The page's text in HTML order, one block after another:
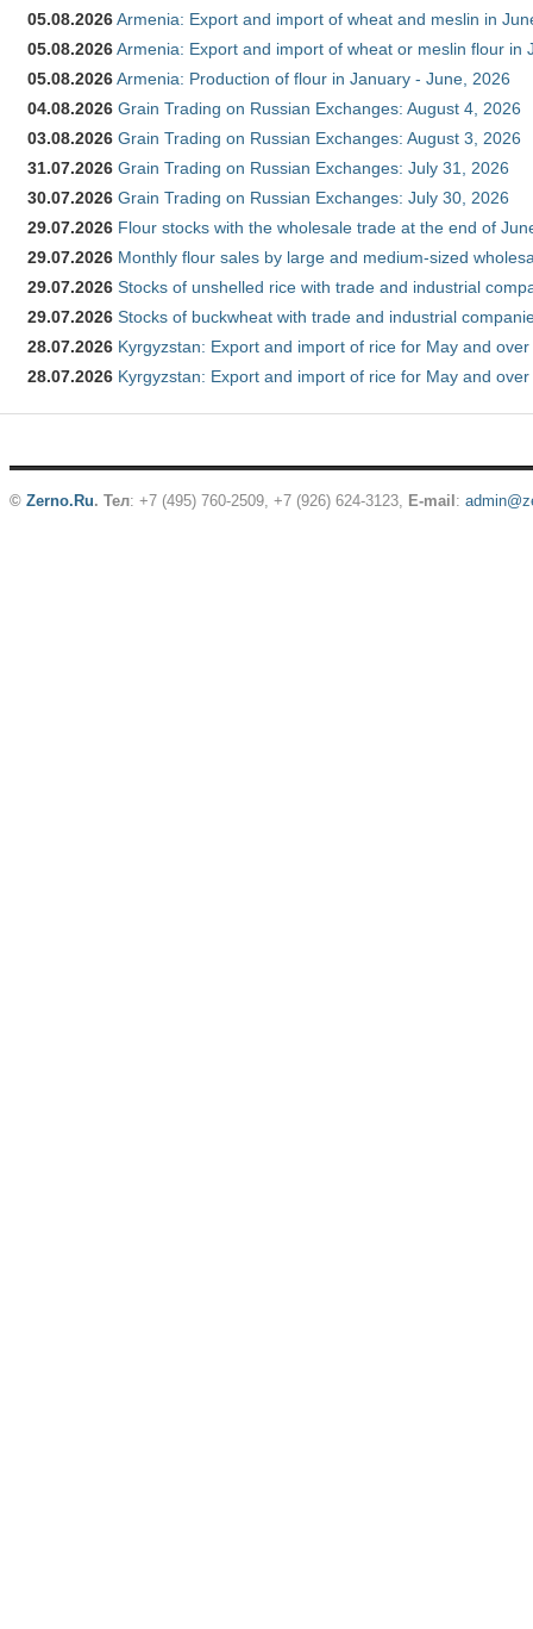
05.08.2026Armenia: Export and import of wheat and meslin in
05.08.2026Armenia: Export and import of wheat or meslin flour in
05.08.2026Armenia: Production of flour in January - June, 2026
04.08.2026 Grain Trading on Russian Exchanges: August 4, 2026
03.08.2026 Grain Trading on Russian Exchanges: August 3, 2026
31.07.2026 Grain Trading on Russian Exchanges: July 31, 2026
30.07.2026 Grain Trading on Russian Exchanges: July 30, 2026
29.07.2026 Flour stocks with the wholesale trade at the end of
29.07.2026 Monthly flour sales by large and medium-sized
29.07.2026 Stocks of unshelled rice with trade and industrial
29.07.2026 Stocks of buckwheat with trade and industrial
28.07.2026 Kyrgyzstan: Export and import of rice for May and
28.07.2026 Kyrgyzstan: Export and import of rice for May and
© Zerno.Ru. Тел: +7 (495) 760-2509, +7 (926) 624-3123, E-mail :